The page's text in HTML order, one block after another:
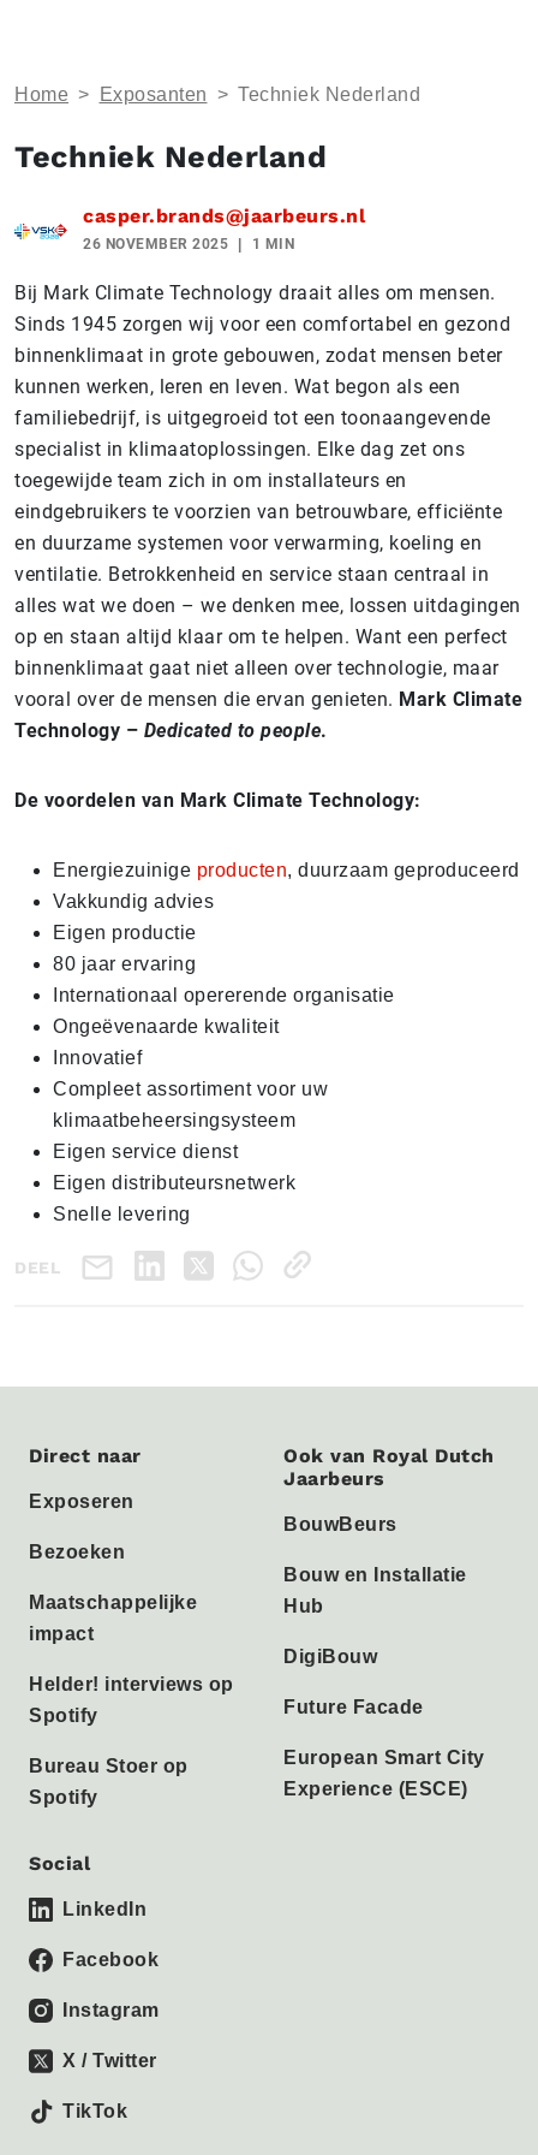
Home > Exposanten > Techniek Nederland
Techniek Nederland
casper.brands@jaarbeurs.nl
26 NOVEMBER 2025 1 MIN
Bij Mark Climate Technology draait alles om mensen.
Sinds 1945 zorgen wij voor een comfortabel en gezond
binnenklimaat in grote gebouwen, zodat mensen beter
kunnen werken, leren en leven. Wat begon als een
familiebedrijf, is uitgegroeid tot een toonaangevende
specialist in klimaatoplossingen. Elke dag zet ons
toegewijde team zich in om installateurs en
eindgebruikers te voorzien van betrouwbare, efficiënte
en duurzame systemen voor verwarming, koeling en
ventilatie. Betrokkenheid en service staan centraal in
alles wat we doen – we denken mee, lossen uitdagingen
op en staan altijd klaar om te helpen. Want een perfect
binnenklimaat gaat niet alleen over technologie, maar
vooral over de mensen die ervan genieten. Mark Climate
Technology – Dedicated to people.
De voordelen van Mark Climate Technology:
Energiezuinige producten, duurzaam geproduceerd
Vakkundig advies
Eigen productie
80 jaar ervaring
Internationaal opererende organisatie
Ongeëvenaarde kwaliteit
Innovatief
Compleet assortiment voor uw
klimaatbeheersingsysteem
Eigen service dienst
Eigen distributeursnetwerk
Snelle levering
DEEL
Direct naar
Exposeren
Bezoeken
Maatschappelijke
impact
Helder! interviews op
Spotify
Bureau Stoer op
Spotify
Ook van Royal Dutch
Jaarbeurs
BouwBeurs
Bouw en Installatie
Hub
DigiBouw
Future Facade
European Smart City
Experience (ESCE)
Social
LinkedIn
Facebook
Instagram
X / Twitter
TikTok